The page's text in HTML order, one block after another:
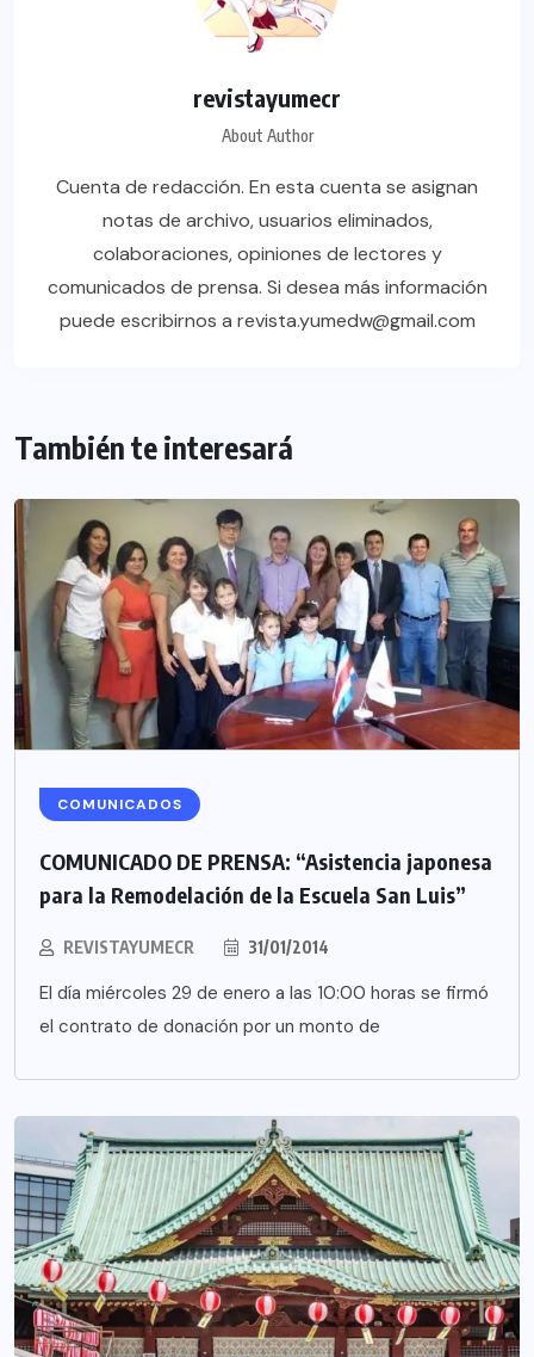
revistayumecr
About Author
Cuenta de redacción. En esta cuenta se asignan
notas de archivo, usuarios eliminados,
colaboraciones, opiniones de lectores y
comunicados de prensa. Si desea más información
puede escribirnos a revista.yumedw@gmail.com
También te interesará
COMUNICADOS
COMUNICADO DE PRENSA: “Asistencia japonesa
para la Remodelación de la Escuela San Luis”
REVISTAYUMECR 31/01/2014
El día miércoles 29 de enero a las 10:00 horas se firmó
el contrato de donación por un monto de